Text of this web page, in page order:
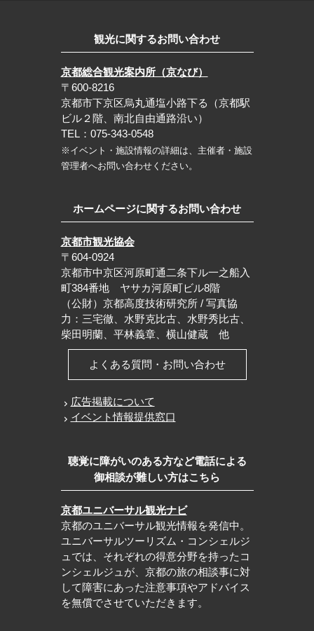
観光に関するお問い合わせ
京都総合観光案内所（京なび）
〒600-8216
京都市下京区烏丸通塩小路下る（京都駅
ビル２階、南北自由通路沿い）
TEL：075-343-0548
※イベント・施設情報の詳細は、主催者・施設
管理者へお問い合わせください。
ホームページに関するお問い合わせ
京都市観光協会
〒604-0924
京都市中京区河原町通二条下ル一之船入
町384番地 ヤサカ河原町ビル8階
（公財）京都高度技術研究所 / 写真協
力：三宅徹、水野克比古、水野秀比古、
柴田明蘭、平林義章、横山健蔵 他
よくある質問・お問い合わせ
広告掲載について
イベント情報提供窓口
聴覚に障がいのある方など電話による
御相談が難しい方はこちら
京都ユニバーサル観光ナビ
京都のユニバーサル観光情報を発信中。
ユニバーサルツーリズム・コンシェルジ
ュでは、それぞれの得意分野を持ったコ
ンシェルジュが、京都の旅の相談事に対
して障害にあった注意事項やアドバイス
を無償でさせていただきます。